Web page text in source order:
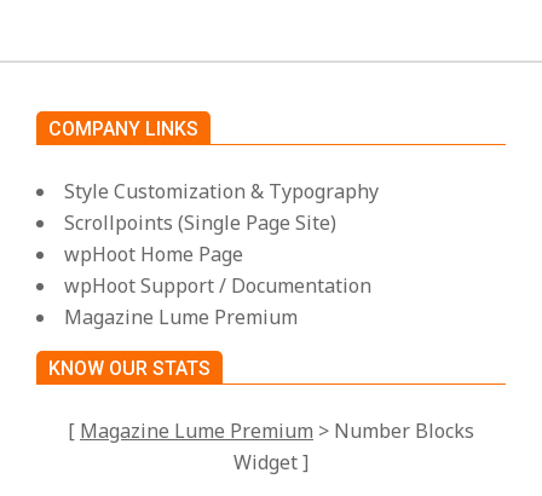
COMPANY LINKS
Style Customization & Typography
Scrollpoints (Single Page Site)
wpHoot Home Page
wpHoot Support / Documentation
Magazine Lume Premium
KNOW OUR STATS
[ Magazine Lume Premium > Number Blocks
Widget ]